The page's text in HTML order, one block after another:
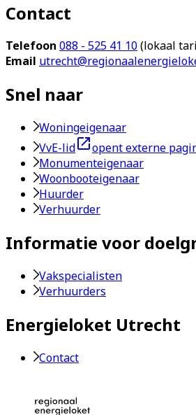
Contact
Telefoon 088 - 525 41 10(lokaal
Email
Snel naar
Woningeigenaar
VvE-lid
opent externe
Monumenteigenaar
Woonbooteigenaar
Huurder
Verhuurder
Informatie voor
Vakspecialisten
Verhuurders
Energieloket Utrecht
Contact